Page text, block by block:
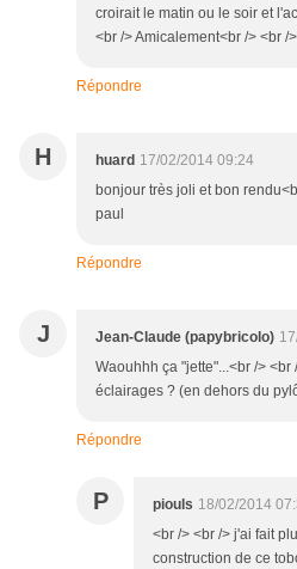
croirait le matin ou le soir et
<br /> Amicalement<br /> <br /
Répondre
H huard 17/02/2014 09:24
bonjour très joli et bon
paul
Répondre
J Jean-Claude (papybricolo)
Waouhhh ça "jette"...<br />
éclairages ? (en dehors du
Répondre
P piouls 18/02/2014
<br /> <br /> j'ai fait
construction de ce